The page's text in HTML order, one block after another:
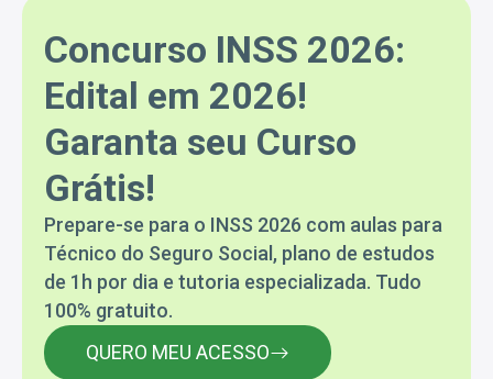
Concurso INSS 2026:
Edital em 2026!
Garanta seu Curso
Grátis!
Prepare-se para o INSS 2026 com aulas para
Técnico do Seguro Social, plano de estudos
de 1h por dia e tutoria especializada. Tudo
100% gratuito.
QUERO MEU ACESSO